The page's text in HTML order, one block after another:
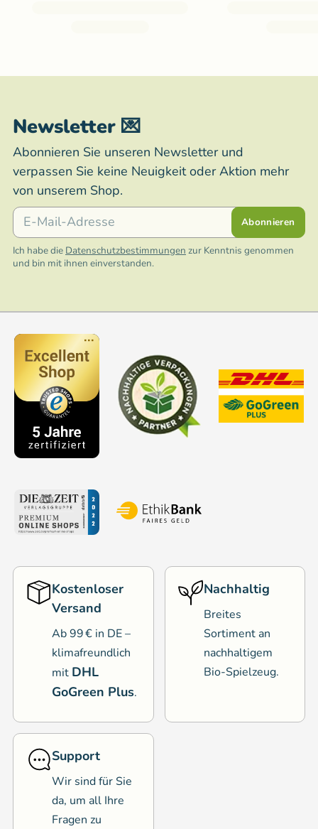
Newsletter 💌
Abonnieren Sie unseren Newsletter und
verpassen Sie keine Neuigkeit oder Aktion mehr
von unserem Shop.
E-Mail
Abonnieren
Ich habe die Datenschutzbestimmungen zur Kenntnis genommen
und bin mit ihnen einverstanden.
Kostenloser
Versand
Ab 99 € in DE –
klimafreundlich
mit DHL
GoGreen Plus.
Nachhaltig
Breites
Sortiment an
nachhaltigem
Bio-Spielzeug.
Support
Wir sind für Sie
da, um all Ihre
Fragen zu